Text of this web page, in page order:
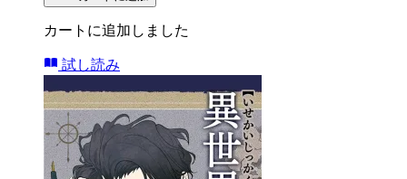
カートに追加しました
試し読み